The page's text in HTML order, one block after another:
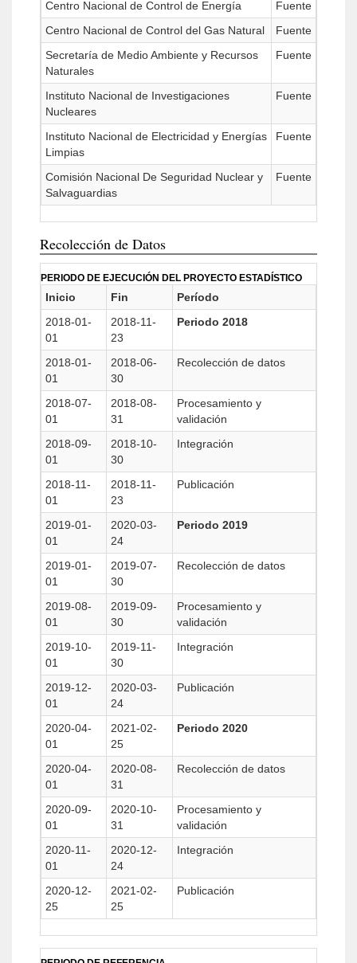
Centro Nacional de Control de Energía
Fuente
Centro Nacional de Control del Gas Natural
Fuente
Secretaría de Medio Ambiente y Recursos
Naturales
Fuente
Instituto Nacional de Investigaciones
Nucleares
Fuente
Instituto Nacional de Electricidad y Energías
Limpias
Fuente
Comisión Nacional De Seguridad Nuclear y
Salvaguardias
Fuente
Recolección de Datos
PERIODO DE EJECUCIÓN DEL PROYECTO ESTADÍSTICO
Inicio Fin
Período
2018-01-
01
2018-11-
23
Periodo 2018
2018-01-
01
2018-06-
30
Recolección de datos
2018-07-
01
2018-08-
31
Procesamiento y
validación
2018-09-
01
2018-10-
30
Integración
2018-11-
01
2018-11-
23
Publicación
2019-01-
01
2020-03-
24
Periodo 2019
2019-01-
01
2019-07-
30
Recolección de datos
2019-08-
01
2019-09-
30
Procesamiento y
validación
2019-10-
01
2019-11-
30
Integración
2019-12-
01
2020-03-
24
Publicación
2020-04-
01
2021-02-
25
Periodo 2020
2020-04-
01
2020-08-
31
Recolección de datos
2020-09-
01
2020-10-
31
Procesamiento y
validación
2020-11-
01
2020-12-
24
Integración
2020-12-
25
2021-02-
25
Publicación